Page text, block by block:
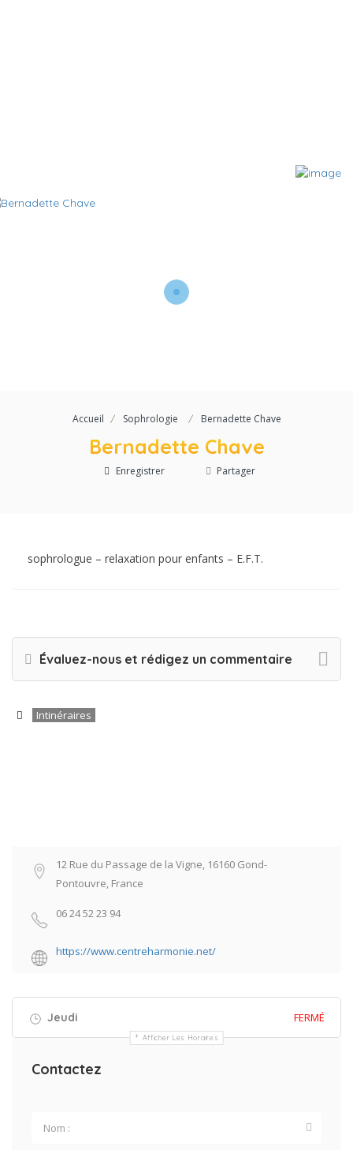
Accueil Sophrologie Bernadette Chave
Bernadette Chave
Enregistrer Partager
sophrologue – relaxation pour enfants – E.F.T.
Évaluez-nous et rédigez un commentaire
Intinéraires
12 Rue du Passage de la Vigne, 16160 Gond-
Pontouvre, France
06 24 52 23 94
https://www.centreharmonie.net/
Jeudi FERMÉ
Afficher Les Horaires
Contactez